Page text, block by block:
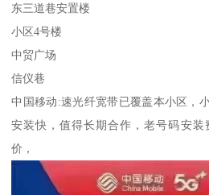
东三道巷安置楼
小区4号楼
中贸广场
信仪巷
中国移动:速光纤宽带已覆盖本小区，
安装快，值得长期合作，老号码安
价，